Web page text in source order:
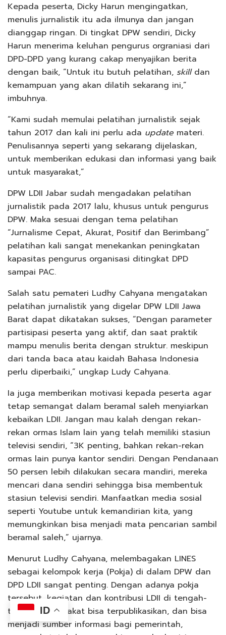
Kepada peserta, Dicky Harun mengingatkan,
menulis jurnalistik itu ada ilmunya dan jangan
dianggap ringan. Di tingkat DPW sendiri, Dicky
Harun menerima keluhan pengurus orgraniasi dari
DPD-DPD yang kurang cakap menyajikan berita
dengan baik, “Untuk itu butuh pelatihan, skilldan
kemampuan yang akan dilatih sekarang ini,”
imbuhnya.
“Kami sudah memulai pelatihan jurnalistik sejak
tahun 2017 dan kali ini perlu ada update materi.
Penulisannya seperti yang sekarang dijelaskan,
untuk memberikan edukasi dan informasi yang baik
untuk masyarakat,”
DPW LDII Jabar sudah mengadakan pelatihan
jurnalistik pada 2017 lalu, khusus untuk pengurus
DPW. Maka sesuai dengan tema pelatihan
“Jurnalisme Cepat, Akurat, Positif dan Berimbang”
pelatihan kali sangat menekankan peningkatan
kapasitas pengurus organisasi ditingkat DPD
sampai PAC.
Salah satu pemateri Ludhy Cahyana mengatakan
pelatihan jurnalistik yang digelar DPW LDII Jawa
Barat dapat dikatakan sukses, “Dengan parameter
partisipasi peserta yang aktif, dan saat praktik
mampu menulis berita dengan struktur. meskipun
dari tanda baca atau kaidah Bahasa Indonesia
perlu diperbaiki,” ungkap Ludy Cahyana.
Ia juga memberikan motivasi kepada peserta agar
tetap semangat dalam beramal saleh menyiarkan
kebaikan LDII. Jangan mau kalah dengan rekan-
rekan ormas Islam lain yang telah memiliki stasiun
televisi sendiri, “3K penting, bahkan rekan-rekan
ormas lain punya kantor sendiri. Dengan Pendanaan
50 persen lebih dilakukan secara mandiri, mereka
mencari dana sendiri sehingga bisa membentuk
stasiun televisi sendiri. Manfaatkan media sosial
seperti Youtube untuk kemandirian kita, yang
memungkinkan bisa menjadi mata pencarian sambil
beramal saleh,” ujarnya.
Menurut Ludhy Cahyana, melembagakan LINES
sebagai kelompok kerja (Pokja) di dalam DPW dan
DPD LDII sangat penting. Dengan adanya pokja
tersebut, kegiatan dan kontribusi LDII di tengah-
tengah masyarakat bisa terpublikasikan, dan bisa
menjadi sumber informasi bagi pemerintah,
ID